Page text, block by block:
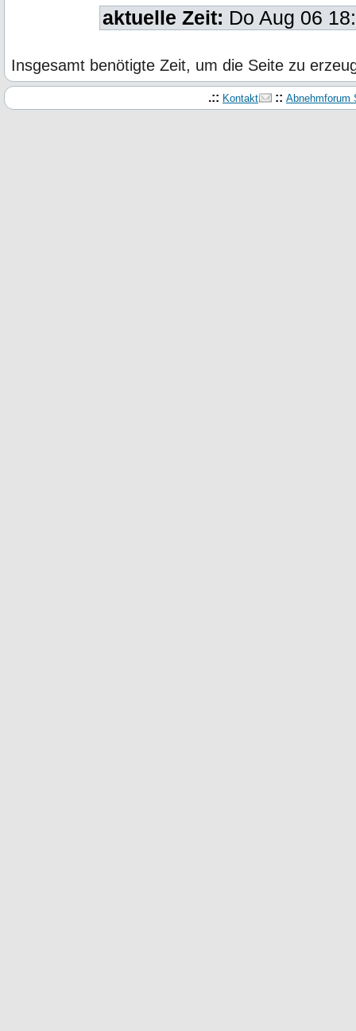
aktuelle Zeit: Do Aug 06
Insgesamt benötigte Zeit, um die Seite zu
.:: Kontakt :: Abnehmforum